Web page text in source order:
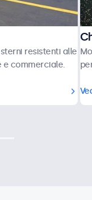
resistenti alle
e commerciale.